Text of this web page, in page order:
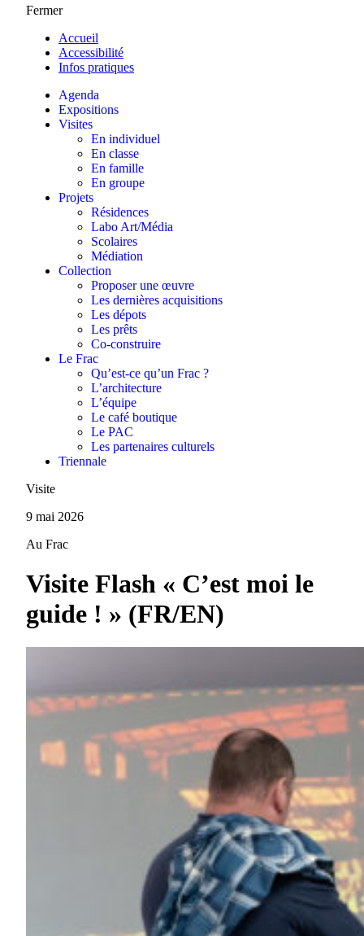
Fermer
Accueil
Accessibilité
Infos pratiques
Agenda
Expositions
Visites
En individuel
En classe
En famille
En groupe
Projets
Résidences
Labo Art/Média
Scolaires
Médiation
Collection
Proposer une œuvre
Les dernières acquisitions
Les dépots
Les prêts
Co-construire
Le Frac
Qu’est-ce qu’un Frac ?
L’architecture
L’équipe
Le café boutique
Le PAC
Les partenaires culturels
Triennale
Visite
9 mai 2026
Au Frac
Visite Flash « C’est moi le
guide ! » (FR/EN)